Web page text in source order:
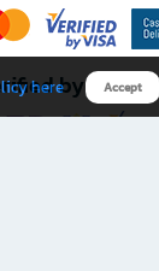
by
here Accept